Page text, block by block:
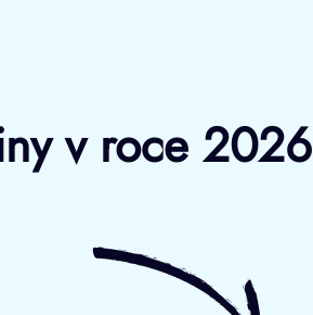
v roce 2026